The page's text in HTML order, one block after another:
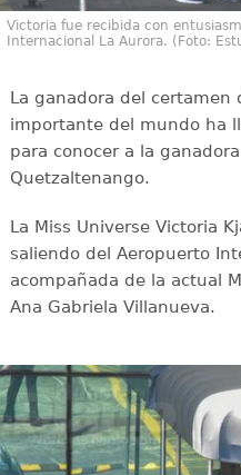
Victoria fue recibida con
Internacional La Aurora. (Foto:
La ganadora del certamen
importante del mundo ha
para conocer a la
Quetzaltenango.
La Miss Universe Victoria
saliendo del Aeropuerto
acompañada de la actual
Ana Gabriela Villanueva.